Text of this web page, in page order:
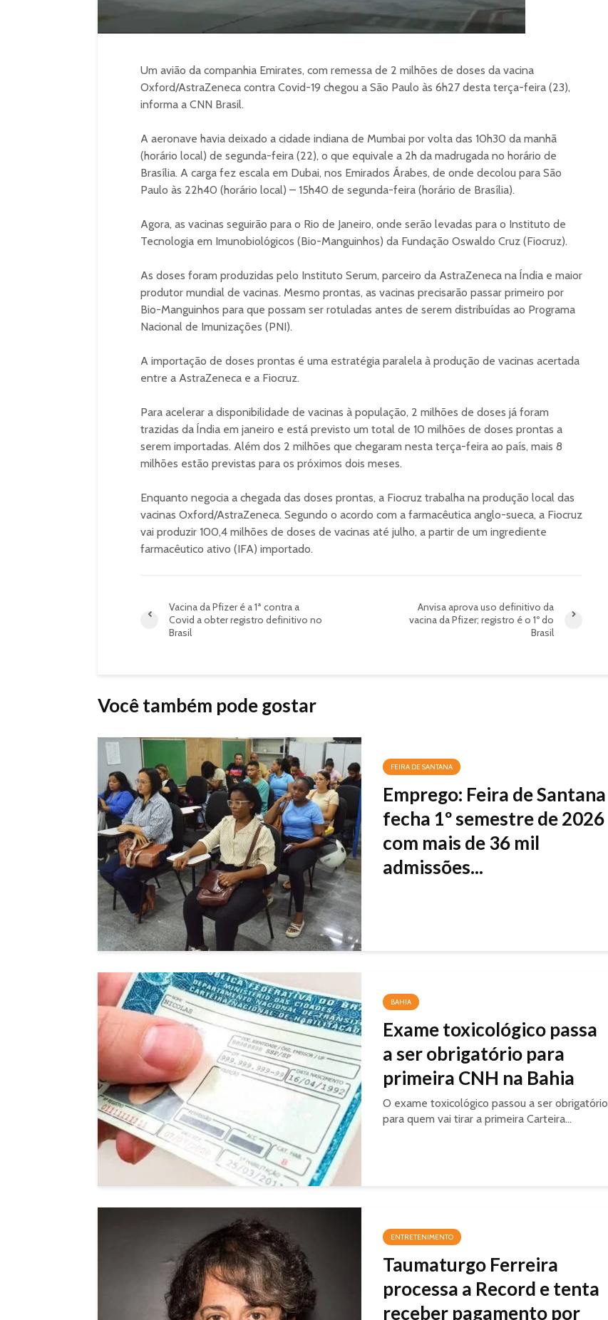
Um avião da companhia Emirates, com remessa de 2 milhões de doses da vacina
Oxford/AstraZeneca contra Covid-19 chegou a São Paulo às 6h27 desta terça-feira (23),
informa a CNN Brasil.
A aeronave havia deixado a cidade indiana de Mumbai por volta das 10h30 da manhã
(horário local) de segunda-feira (22), o que equivale a 2h da madrugada no horário de
Brasília. A carga fez escala em Dubai, nos Emirados Árabes, de onde decolou para São
Paulo às 22h40 (horário local) – 15h40 de segunda-feira (horário de Brasília).
Agora, as vacinas seguirão para o Rio de Janeiro, onde serão levadas para o Instituto de
Tecnologia em Imunobiológicos (Bio-Manguinhos) da Fundação Oswaldo Cruz (Fiocruz).
As doses foram produzidas pelo Instituto Serum, parceiro da AstraZeneca na Índia e maior
produtor mundial de vacinas. Mesmo prontas, as vacinas precisarão passar primeiro por
Bio-Manguinhos para que possam ser rotuladas antes de serem distribuídas ao Programa
Nacional de Imunizações (PNI).
A importação de doses prontas é uma estratégia paralela à produção de vacinas acertada
entre a AstraZeneca e a Fiocruz.
Para acelerar a disponibilidade de vacinas à população, 2 milhões de doses já foram
trazidas da Índia em janeiro e está previsto um total de 10 milhões de doses prontas a
serem importadas. Além dos 2 milhões que chegaram nesta terça-feira ao país, mais 8
milhões estão previstas para os próximos dois meses.
Enquanto negocia a chegada das doses prontas, a Fiocruz trabalha na produção local das
vacinas Oxford/AstraZeneca. Segundo o acordo com a farmacêutica anglo-sueca, a Fiocruz
vai produzir 100,4 milhões de doses de vacinas até julho, a partir de um ingrediente
farmacêutico ativo (IFA) importado.
Vacina da Pfizer é a 1ª contra a
Covid a obter registro definitivo no
Brasil
Anvisa aprova uso definitivo da
vacina da Pfizer; registro é o 1º do
Brasil
Você também pode gostar
FEIRA DE SANTANA
Emprego: Feira de Santana
fecha 1º semestre de 2026
com mais de 36 mil
admissões...
BAHIA
Exame toxicológico passa
a ser obrigatório para
primeira CNH na Bahia
O exame toxicológico passou a ser obrigatório
para quem vai tirar a primeira Carteira...
ENTRETENIMENTO
Taumaturgo Ferreira
processa a Record e tenta
receber pagamento por